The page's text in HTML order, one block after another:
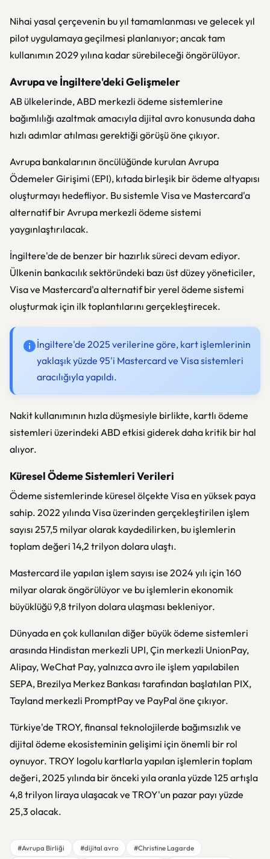
Nihai yasal çerçevenin bu yıl tamamlanması ve gelecek yıl
pilot uygulamaya geçilmesi planlanıyor; ancak tam
kullanımın 2029 yılına kadar sürebileceği öngörülüyor.
Avrupa ve İngiltere'deki Gelişmeler
AB ülkelerinde, ABD merkezli ödeme sistemlerine
bağımlılığı azaltmak amacıyla dijital avro konusunda daha
hızlı adımlar atılması gerektiği görüşü öne çıkıyor.
Avrupa bankalarının öncülüğünde kurulan Avrupa
Ödemeler Girişimi (EPI), kıtada birleşik bir ödeme altyapısı
oluşturmayı hedefliyor. Bu sistemle Visa ve Mastercard'a
alternatif bir Avrupa merkezli ödeme sistemi
yaygınlaştırılacak.
İngiltere'de de benzer bir hazırlık süreci devam ediyor.
Ülkenin bankacılık sektöründeki bazı üst düzey yöneticiler,
Visa ve Mastercard'a alternatif bir yerel ödeme sistemi
oluşturmak için ilk toplantılarını gerçekleştirecek.
İngiltere'de 2025 verilerine göre, kart işlemlerinin
yaklaşık yüzde 95'i Mastercard ve Visa sistemleri
aracılığıyla yapıldı.
Nakit kullanımının hızla düşmesiyle birlikte, kartlı ödeme
sistemleri üzerindeki ABD etkisi giderek daha kritik bir hal
alıyor.
Küresel Ödeme Sistemleri Verileri
Ödeme sistemlerinde küresel ölçekte Visa en yüksek paya
sahip. 2022 yılında Visa üzerinden gerçekleştirilen işlem
sayısı 257,5 milyar olarak kaydedilirken, bu işlemlerin
toplam değeri 14,2 trilyon dolara ulaştı.
Mastercard ile yapılan işlem sayısı ise 2024 yılı için 160
milyar olarak öngörülüyor ve bu işlemlerin ekonomik
büyüklüğü 9,8 trilyon dolara ulaşması bekleniyor.
Dünyada en çok kullanılan diğer büyük ödeme sistemleri
arasında Hindistan merkezli UPI, Çin merkezli UnionPay,
Alipay, WeChat Pay, yalnızca avro ile işlem yapılabilen
SEPA, Brezilya Merkez Bankası tarafından başlatılan PIX,
Tayland merkezli PromptPay ve PayPal öne çıkıyor.
Türkiye'de TROY, finansal teknolojilerde bağımsızlık ve
dijital ödeme ekosisteminin gelişimi için önemli bir rol
oynuyor. TROY logolu kartlarla yapılan işlemlerin toplam
değeri, 2025 yılında bir önceki yıla oranla yüzde 125 artışla
4,8 trilyon liraya ulaşacak ve TROY'un pazar payı yüzde
25,3 olacak.
#Avrupa Birliği #dijital avro
#Christine Lagarde